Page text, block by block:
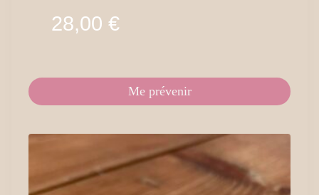
28,00 €
Me prévenir